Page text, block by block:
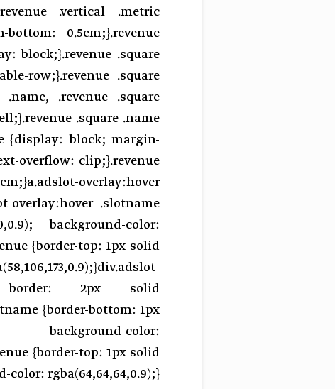
.vertical .metric
0.5em;}.revenue
block;}.revenue .square
row;}.revenue .square
.revenue .square
.square .name
{display: block; margin-
overflow: clip;}.revenue
overlay:hover
overlay:hover .slotname
background-color:
{border-top: 1px solid
border: 2px solid
{border-bottom: 1px
color:
{border-top: 1px solid
color: rgba(64,64,64,0.9);}